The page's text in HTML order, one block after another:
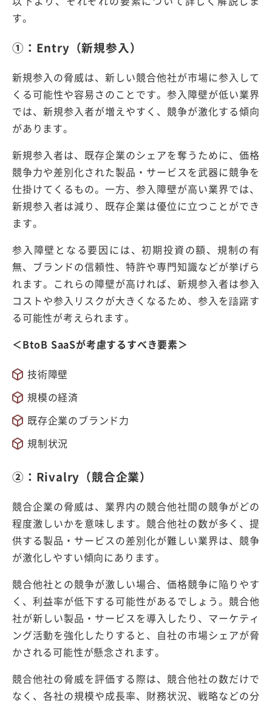
す。
①：Entry（新規参入）
新規参入の脅威は、新しい競合他社が市場に参入して
くる可能性や容易さのことです。参入障壁が低い業界
では、新規参入者が増えやすく、競争が激化する傾向
があります。
新規参入者は、既存企業のシェアを奪うために、価格
競争力や差別化された製品・サービスを武器に競争を
仕掛けてくるもの。一方、参入障壁が高い業界では、
新規参入者は減り、既存企業は優位に立つことができ
ます。
参入障壁となる要因には、初期投資の額、規制の有
無、ブランドの信頼性、特許や専門知識などが挙げら
れます。これらの障壁が高ければ、新規参入者は参入
コストや参入リスクが大きくなるため、参入を躊躇す
る可能性が考えられます。
＜BtoB SaaSが考慮するすべき要素＞
技術障壁
規模の経済
既存企業のブランド力
規制状況
②：Rivalry（競合企業）
競合企業の脅威は、業界内の競合他社間の競争がどの
程度激しいかを意味します。競合他社の数が多く、提
供する製品・サービスの差別化が難しい業界は、競争
が激化しやすい傾向にあります。
競合他社との競争が激しい場合、価格競争に陥りやす
く、利益率が低下する可能性があるでしょう。競合他
社が新しい製品・サービスを導入したり、マーケティ
ング活動を強化したりすると、自社の市場シェアが脅
かされる可能性が懸念されます。
競合他社の脅威を評価する際は、競合他社の数だけで
なく、各社の規模や成長率、財務状況、戦略などの分